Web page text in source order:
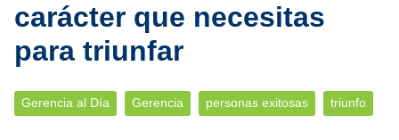
carácter que necesitas
para triunfar
Gerencia al Día Gerencia personas exitosas triunfo